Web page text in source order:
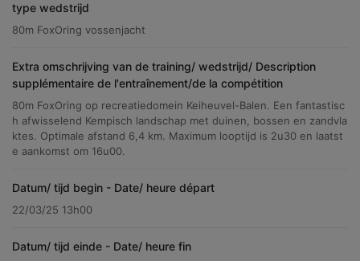
type wedstrijd
80m FoxOring vossenjacht
Extra omschrijving van de training/ wedstrijd/ Description
supplémentaire de l'entraînement/de la compétition
80m FoxOring op recreatiedomein Keiheuvel-Balen. Een fantastisc
h afwisselend Kempisch landschap met duinen, bossen en zandvla
ktes. Optimale afstand 6,4 km. Maximum looptijd is 2u30 en laatst
e aankomst om 16u00.
Datum/ tijd begin - Date/ heure départ
22/03/25 13h00
Datum/ tijd einde - Date/ heure fin